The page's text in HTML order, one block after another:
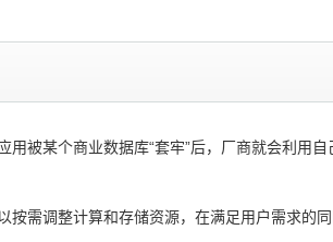
被某个商业数据库“套牢”后，厂商就会利用
需调整计算和存储资源，在满足用户需求的